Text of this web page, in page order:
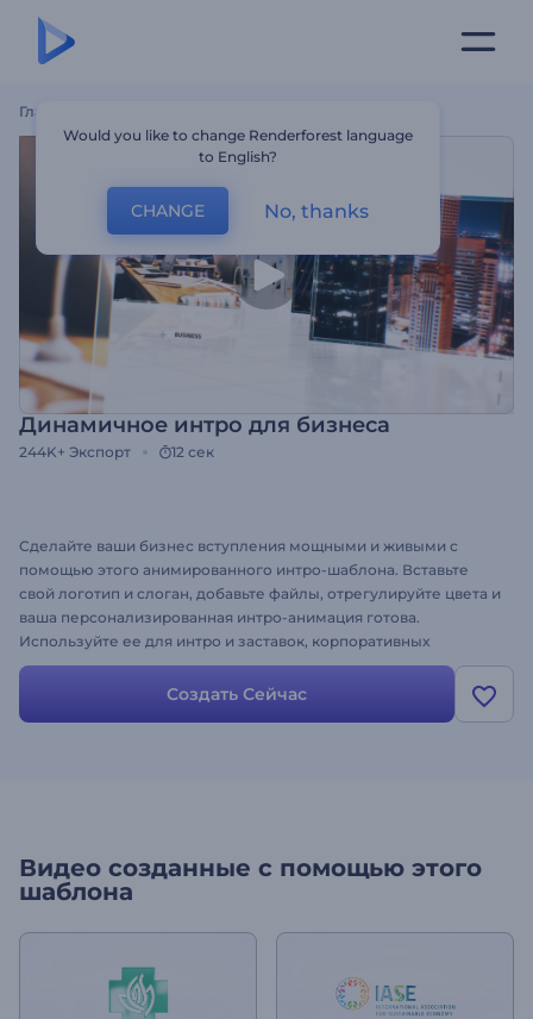
Главная
Динамичное интро для бизнеса
244K+ Экспорт 12 сек
Сделайте ваши бизнес вступления мощными и живыми с
помощью этого анимированного интро-шаблона. Вставьте
свой логотип и слоган, добавьте файлы, отрегулируйте цвета и
ваша персонализированная интро-анимация готова.
Используйте ее для интро и заставок, корпоративных
презентаций, онлайн-рекламы и многих других
брендированных роликов. Попробуйте этот шаблон уже
сейчас!
Создать Сейчас
Видео созданные с помощью этого
шаблона
Would you like to change Renderforest language
to English?
CHANGE No, thanks